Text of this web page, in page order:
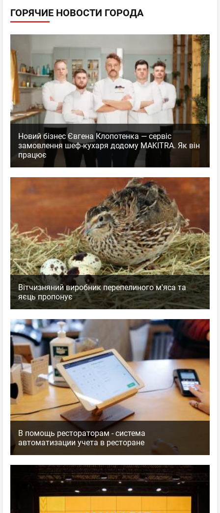
ГОРЯЧИЕ НОВОСТИ ГОРОДА
Новий бізнес Євгена Клопотенка — сервіс
замовлення шеф-кухаря додому MAKITRA. Як він
працює
Вітчизняний виробник перепелиного м'яса та
яєць пропонує
В помощь рестораторам - система
автоматизации учета в ресторане